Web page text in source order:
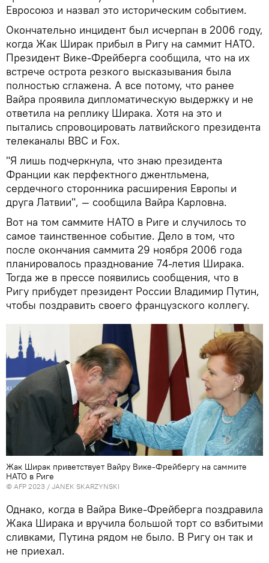
Евросоюз и назвал это историческим событием.
Окончательно инцидент был исчерпан в 2006 году,
когда Жак Ширак прибыл в Ригу на саммит НАТО.
Президент Вике-Фрейберга сообщила, что на их
встрече острота резкого высказывания была
полностью сглажена. А все потому, что ранее
Вайра проявила дипломатическую выдержку и не
ответила на реплику Ширака. Хотя на это и
пытались спровоцировать латвийского президента
телеканалы BBC и Fox.
"Я лишь подчеркнула, что знаю президента
Франции как перфектного джентльмена,
сердечного сторонника расширения Европы и
друга Латвии", — сообщила Вайра Карловна.
Вот на том саммите НАТО в Риге и случилось то
самое таинственное событие. Дело в том, что
после окончания саммита 29 ноября 2006 года
планировалось празднование 74-летия Ширака.
Тогда же в прессе появились сообщения, что в
Ригу прибудет президент России Владимир Путин,
чтобы поздравить своего французского коллегу.
Жак Ширак приветствует Вайру Вике-Фрейбергу на саммите
НАТО в Риге
© AFP 2023 / JANEK SKARZYNSKI
Однако, когда в Вайра Вике-Фрейберга поздравила
Жака Ширака и вручила большой торт со взбитыми
сливками, Путина рядом не было. В Ригу он так и
не приехал.